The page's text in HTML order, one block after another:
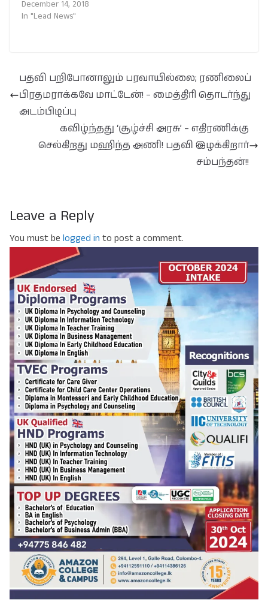
December 14, 2018
In "Lead News"
பதவி பறிபோனாலும் பரவாயில்லை; ரணிலைப்
பிரதமராக்கவே மாட்டேன்! – மைத்திரி தொடர்ந்து
அடம்பிடிப்பு
கவிழ்ந்தது ‘சூழ்ச்சி அரசு’ – எதிரணிக்கு
செல்கிறது மஹிந்த அணி! பதவி இழக்கிறார்
சம்பந்தன்!!
Leave a Reply
You must be logged in to post a comment.